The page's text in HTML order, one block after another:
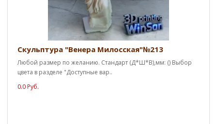
Скульптура "Венера Милосская"№213
Любой размер по желанию. Стандарт (Д*Ш*В),мм: () Выбор
цвета в разделе "Доступные вар..
0.0 Руб.